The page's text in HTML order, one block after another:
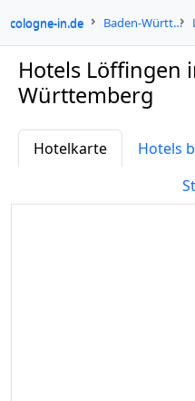
cologne-in.de Baden-Württemberg
Hotels Löffingen
Württemberg
Hotelkarte
Hotels